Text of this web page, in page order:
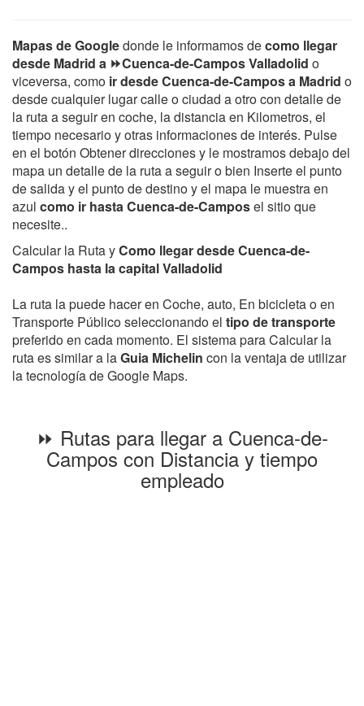
Mapas de Googledonde le informamos decomo llegar
desde Madrid a ⏩Cuenca-de-Campos Valladolid o
viceversa, como ir desde Cuenca-de-Campos a Madrid o
desde cualquier lugar calle o ciudad a otro con detalle de
la ruta a seguir en coche, la distancia en Kilometros, el
tiempo necesario y otras informaciones de interés. Pulse
en el botón Obtener direcciones y le mostramos debajo del
mapa un detalle de la ruta a seguir o bien Inserte el punto
de salida y el punto de destino y el mapa le muestra en
azul como ir hasta Cuenca-de-Camposel sitio que
necesite..
Calcular la Ruta yComo llegar desde Cuenca-de-
Campos hasta la capital Valladolid
La ruta la puede hacer en Coche, auto, En bicicleta o en
Transporte Público seleccionando el tipo de transporte
preferido en cada momento. El sistema para Calcular la
ruta es similar a laGuia Michelin con la ventaja de utilizar
la tecnología de Google Maps.
⏩ Rutas para llegar a Cuenca-de-
Campos con Distancia y tiempo
empleado